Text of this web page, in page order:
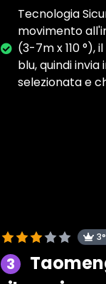
Tecnologia
movimento
(3-7m x 110
blu, quindi
selezionata e
3